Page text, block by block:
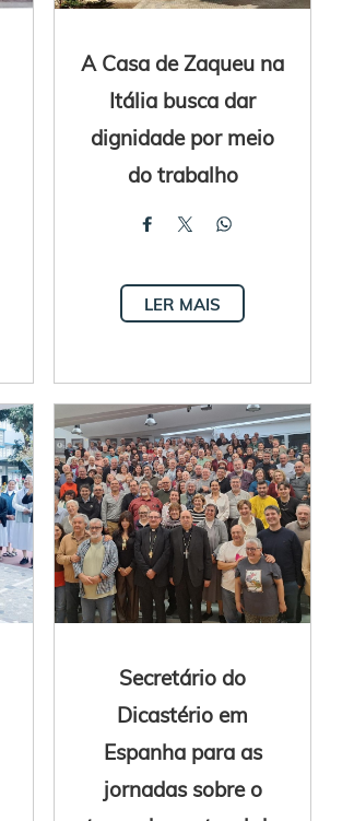
A Casa de Zaqueu na
Itália busca dar
dignidade por meio
do trabalho
LER MAIS
Secretário do
Dicastério em
Espanha para as
jornadas sobre o